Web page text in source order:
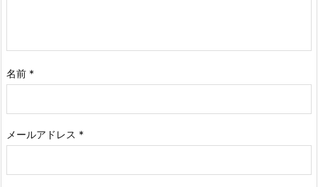
名前 *
メールアドレス *